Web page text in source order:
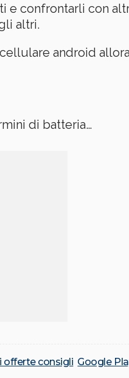
e confrontarli con
altri.
android
di batteria…
offerte consigli Google